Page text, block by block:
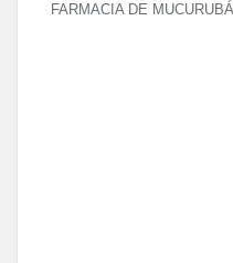
FARMACIA DE MUCURUBÁ